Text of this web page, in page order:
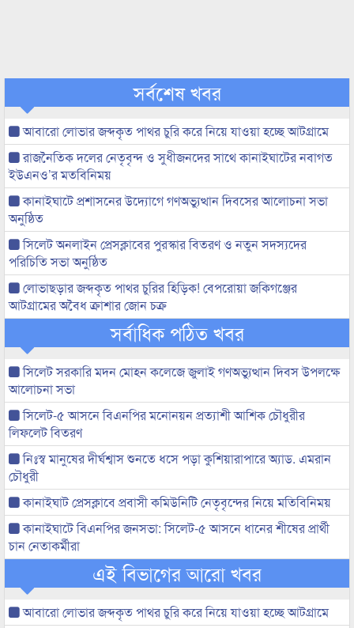
সর্বশেষ খবর
আবারো লোভার জব্দকৃত পাথর চুরি করে নিয়ে যাওয়া হচ্ছে আটগ্রামে
রাজনৈতিক দলের নেতৃবৃন্দ ও সুধীজনদের সাথে কানাইঘাটের নবাগত
ইউএনও’র মতবিনিময়
কানাইঘাটে প্রশাসনের উদ্যোগে গণঅভ্যুত্থান দিবসের আলোচনা সভা
অনুষ্ঠিত
সিলেট অনলাইন প্রেসক্লাবের পুরস্কার বিতরণ ও নতুন সদস্যদের
পরিচিতি সভা অনুষ্ঠিত
লোভাছড়ার জব্দকৃত পাথর চুরির হিড়িক! বেপরোয়া জকিগঞ্জের
আটগ্রামের অবৈধ ক্রাশার জোন চক্র
সর্বাধিক পঠিত খবর
সিলেট সরকারি মদন মোহন কলেজে জুলাই গণঅভ্যুত্থান দিবস উপলক্ষে
আলোচনা সভা
সিলেট-৫ আসনে বিএনপির মনোনয়ন প্রত্যাশী আশিক চৌধুরীর
লিফলেট বিতরণ
নিঃস্ব মানুষের দীর্ঘশ্বাস শুনতে ধসে পড়া কুশিয়ারাপারে অ্যাড. এমরান
চৌধুরী
কানাইঘাট প্রেসক্লাবে প্রবাসী কমিউনিটি নেতৃবৃন্দের নিয়ে মতিবিনিময়
কানাইঘাটে বিএনপির জনসভা: সিলেট-৫ আসনে ধানের শীষের প্রার্থী
চান নেতাকর্মীরা
এই বিভাগের আরো খবর
আবারো লোভার জব্দকৃত পাথর চুরি করে নিয়ে যাওয়া হচ্ছে আটগ্রামে